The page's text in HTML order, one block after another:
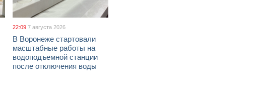
22:09 7 августа 2026
В Воронеже стартовали
масштабные работы на
водоподъемной станции
после отключения воды